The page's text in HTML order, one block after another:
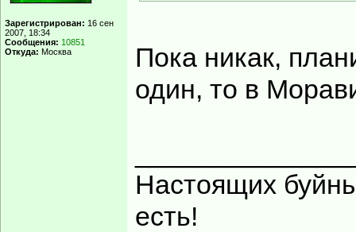
Зарегистрирован: 16 сен
2007, 18:34
Сообщения: 10851
Откуда: Москва
Пока никак,
один, то в
Настоящих
есть!